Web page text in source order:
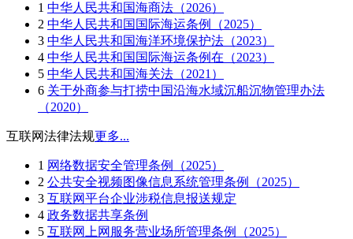
1 中华人民共和国海商法（2026）
2 中华人民共和国国际海运条例（2025）
3 中华人民共和国海洋环境保护法（2023）
4 中华人民共和国国际海运条例在（2023）
5 中华人民共和国海关法（2021）
6 关于外商参与打捞中国沿海水域沉船沉物管理办法
（2020）
互联网法律法规更多...
1 网络数据安全管理条例（2025）
2 公共安全视频图像信息系统管理条例（2025）
3 互联网平台企业涉税信息报送规定
4 政务数据共享条例
5 互联网上网服务营业场所管理条例（2025）